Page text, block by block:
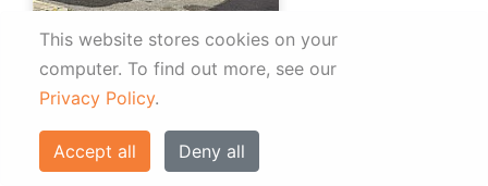
This website stores cookies on your
computer. To find out more, see our
Privacy Policy.
Accept all Deny all